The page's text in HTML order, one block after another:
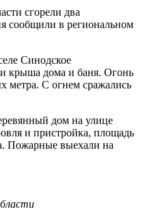
сгорели два
сообщили в региональном
Синодское
крыша дома и баня. Огонь
метра. С огнем сражались
дом на улице
и пристройка, площадь
Пожарные выехали на